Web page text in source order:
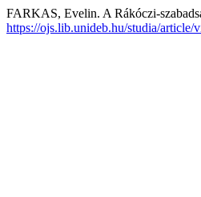
FARKAS, Evelin. A Rákóczi-
https://ojs.lib.unideb.hu/studia/article/